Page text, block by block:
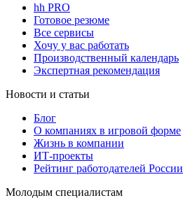
hh PRO
Готовое резюме
Все сервисы
Хочу у вас работать
Производственный календарь
Экспертная рекомендация
Новости и статьи
Блог
О компаниях в игровой форме
Жизнь в компании
ИТ-проекты
Рейтинг работодателей России
Молодым специалистам